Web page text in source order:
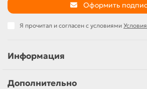
Оформить
Я прочитал и согласен с условиями
Информация
Дополнительно